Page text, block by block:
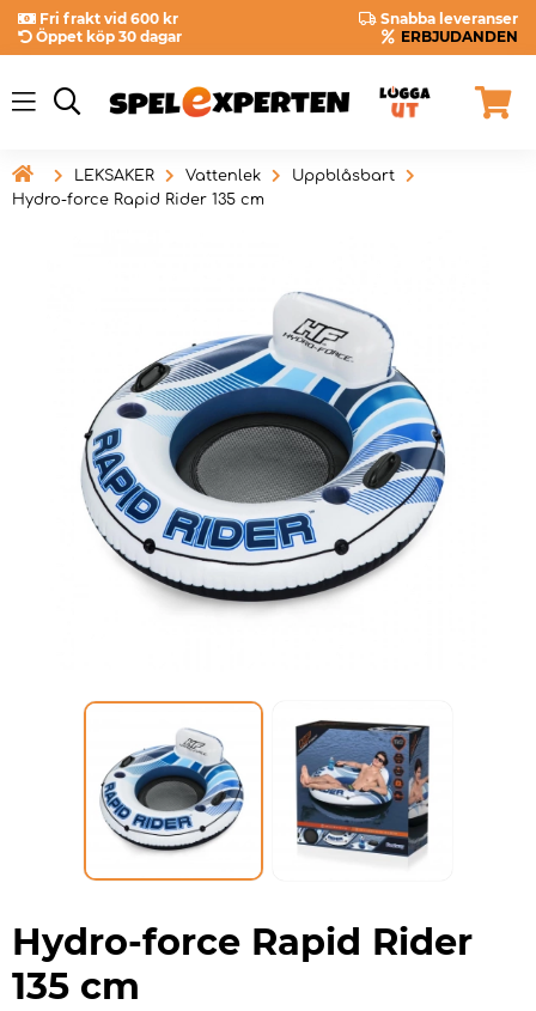
Fri frakt vid 600 kr
Snabba leveranser
Öppet köp 30 dagar
ERBJUDANDEN
 LEKSAKER Vattenlek
Uppblåsbart
Hydro-force Rapid Rider 135 cm
Hydro-force Rapid Rider
135 cm